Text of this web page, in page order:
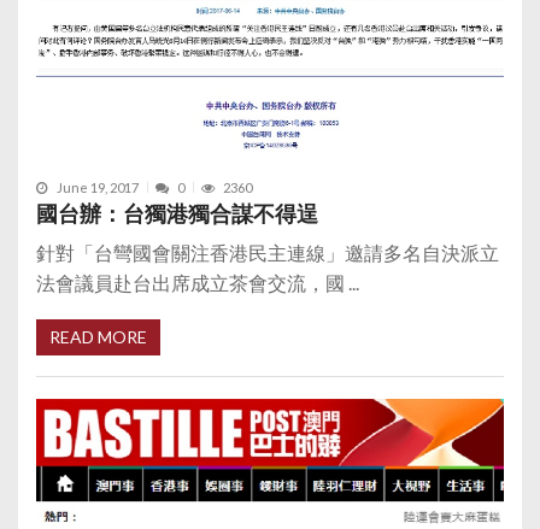
June 19, 2017 0 2360
國台辦：台獨港獨合謀不得逞
針對「台彎國會關注香港民主連線」邀請多名自決派立
法會議員赴台出席成立茶會交流，國 ...
READ MORE